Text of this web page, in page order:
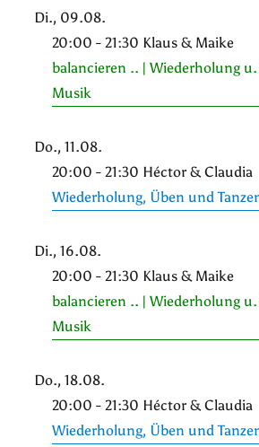
Di., 09.08.
20:00 - 21:30 Klaus & Maike
balancieren .. | Wiederholung
Musik
Do., 11.08.
20:00 - 21:30 Héctor & Claudia
Wiederholung, Üben und
Di., 16.08.
20:00 - 21:30 Klaus & Maike
balancieren .. | Wiederholung
Musik
Do., 18.08.
20:00 - 21:30 Héctor & Claudia
Wiederholung, Üben und